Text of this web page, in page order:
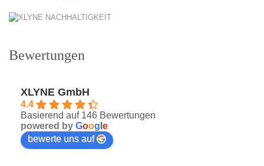
Bewertungen
XLYNE GmbH
4.4
Basierend auf 146 Bewertungen
powered by Goog e
bewerte uns auf